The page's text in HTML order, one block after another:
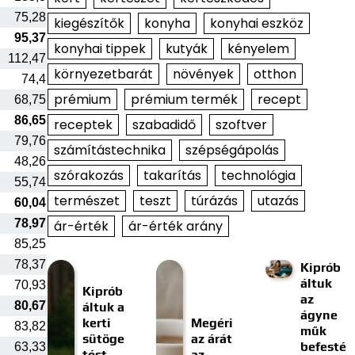
75,28
95,37
112,47
74,4
68,75
86,65
79,76
48,26
55,74
60,04
78,97
85,25
78,37
70,93
80,67
83,82
63,33
kiegészítők
konyha
konyhai eszköz
konyhai tippek
kutyák
kényelem
környezetbarát
növények
otthon
prémium
prémium termék
recept
receptek
szabadidő
szoftver
számítástechnika
szépségápolás
szórakozás
takarítás
technológia
természet
teszt túrázás
utazás
ár-érték
ár-érték arány
Kiprób
áltuk a
kerti
sütöge
Megéri
az árát
Kiprób
áltuk
az
ágyne
műk
befesté